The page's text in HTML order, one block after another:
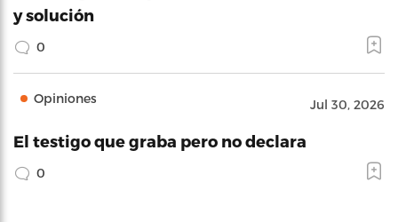
y solución
0
Opiniones Jul 30, 2026
El testigo que graba pero no declara
0